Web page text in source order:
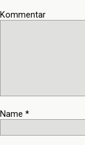
Kommentar
Name *